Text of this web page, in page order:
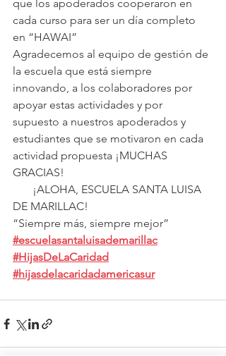
que los apoderados cooperaron en
cada curso para ser un día completo
en “HAWAI”
Agradecemos al equipo de gestión de
la escuela que está siempre
innovando, a los colaboradores por
apoyar estas actividades y por
supuesto a nuestros apoderados y
estudiantes que se motivaron en cada
actividad propuesta ¡MUCHAS
GRACIAS!
¡ALOHA, ESCUELA SANTA LUISA
DE MARILLAC!
“Siempre más, siempre mejor”
#escuelasantaluisademarillac
#HijasDeLaCaridad
#hijasdelacaridadamericasur